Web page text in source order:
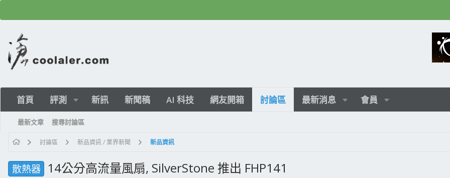
首頁 評測 新訊 新聞稿 AI 科技 網友開箱 討論區 最新消息 會員
最新文章 搜尋討論區
討論區 新品資訊 / 業界新聞 新品資訊
散熱器 14公分高流量風扇, SilverStone 推出 FHP141